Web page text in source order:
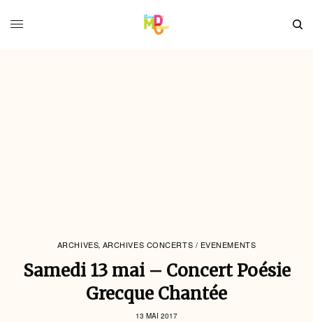
ARCHIVES, ARCHIVES CONCERTS / EVENEMENTS
Samedi 13 mai – Concert Poésie
Grecque Chantée
13 MAI 2017